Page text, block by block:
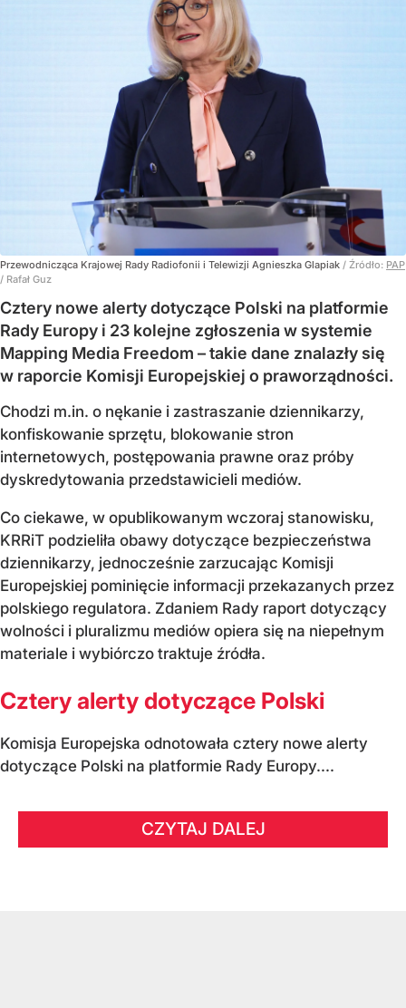
Przewodnicząca Krajowej Rady Radiofonii i Telewizji Agnieszka Glapiak / Źródło: PAP
/ Rafał Guz
Cztery nowe alerty dotyczące Polski na platformie
Rady Europy i 23 kolejne zgłoszenia w systemie
Mapping Media Freedom – takie dane znalazły się
w raporcie Komisji Europejskiej o praworządności.
Chodzi m.in. o nękanie i zastraszanie dziennikarzy,
konfiskowanie sprzętu, blokowanie stron
internetowych, postępowania prawne oraz próby
dyskredytowania przedstawicieli mediów.
Co ciekawe, w opublikowanym wczoraj stanowisku,
KRRiT podzieliła obawy dotyczące bezpieczeństwa
dziennikarzy, jednocześnie zarzucając Komisji
Europejskiej pominięcie informacji przekazanych przez
polskiego regulatora. Zdaniem Rady raport dotyczący
wolności i pluralizmu mediów opiera się na niepełnym
materiale i wybiórczo traktuje źródła.
Cztery alerty dotyczące Polski
Komisja Europejska odnotowała cztery nowe alerty
dotyczące Polski na platformie Rady Europy....
CZYTAJ DALEJ